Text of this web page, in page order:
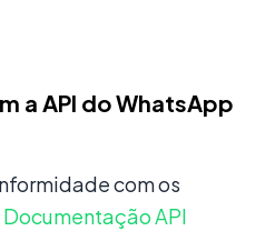
a API do WhatsApp
com os
Documentação API